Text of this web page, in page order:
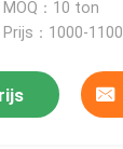
MOQ：10 ton
Prijs：1000-1100